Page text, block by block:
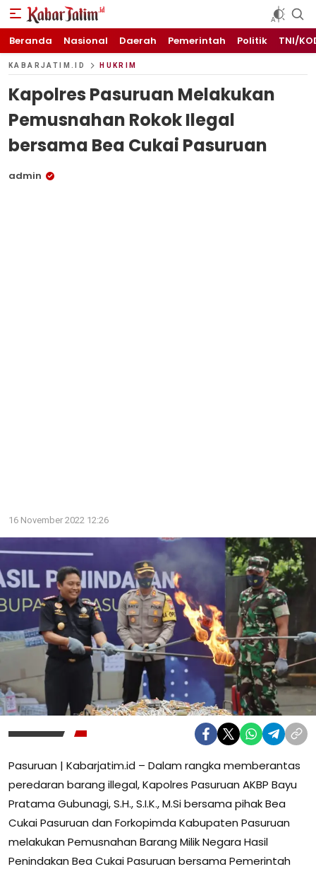
KABARJATIM.id
Kabar Jawa timuran
Beranda Nasional Daerah Pemerintah Politik TNI/
KABARJATIM.ID HUKRIM
Kapolres Pasuruan Melakukan
Pemusnahan Rokok Ilegal
bersama Bea Cukai Pasuruan
admin
16 November 2022 12:26
Pasuruan | Kabarjatim.id – Dalam rangka memberantas
peredaran barang illegal, Kapolres Pasuruan AKBP Bayu
Pratama Gubunagi, S.H., S.I.K., M.Si bersama pihak Bea
Cukai Pasuruan dan Forkopimda Kabupaten Pasuruan
melakukan Pemusnahan Barang Milik Negara Hasil
Penindakan Bea Cukai Pasuruan bersama Pemerintah